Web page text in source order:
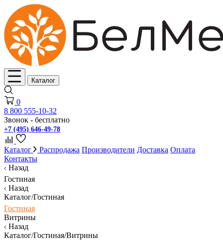
Каталог
0
8 800 555-10-32
Звонок - бесплатно
+7 (495) 646-49-78
Каталог Распродажа Производители Доставка Оплата
Контакты
Назад
Гостиная
Назад
Каталог/Гостиная
Гостиная
Витрины
Назад
Каталог/Гостиная/Витрины